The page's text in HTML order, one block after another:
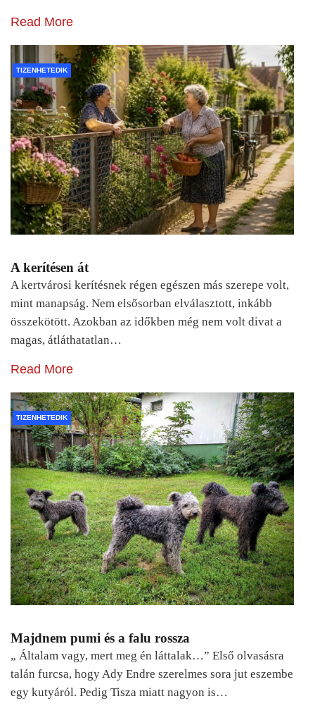
Read More
TIZENHETEDIK
A kerítésen át
A kertvárosi kerítésnek régen egészen más szerepe volt,
mint manapság. Nem elsősorban elválasztott, inkább
összekötött. Azokban az időkben még nem volt divat a
magas, átláthatatlan…
Read More
TIZENHETEDIK
Majdnem pumi és a falu rossza
„ Általam vagy, mert meg én láttalak…” Első olvasásra
talán furcsa, hogy Ady Endre szerelmes sora jut eszembe
egy kutyáról. Pedig Tisza miatt nagyon is…